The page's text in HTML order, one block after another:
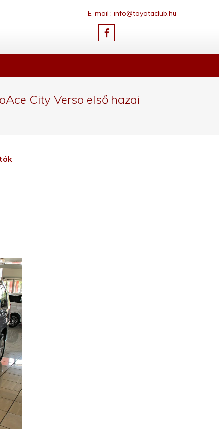
E-mail : info@toyotaclub.hu
City Verso első hazai